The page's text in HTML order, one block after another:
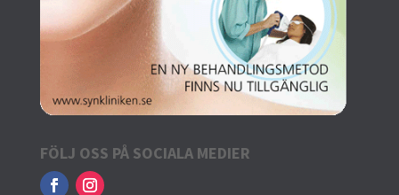
FÖLJ OSS PÅ SOCIALA MEDIER